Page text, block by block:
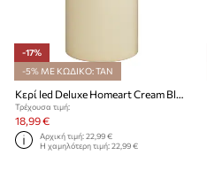
-17%
-5% ΜΕ ΚΩΔΙΚΟ: TAN
Κερί led Deluxe Homeart Cream Bloklys 7,5 x 20 cm
Τρέχουσα τιμή:
18,99 €
Αρχική τιμή:22,99 €
Η χαμηλότερη τιμή:22,99 €